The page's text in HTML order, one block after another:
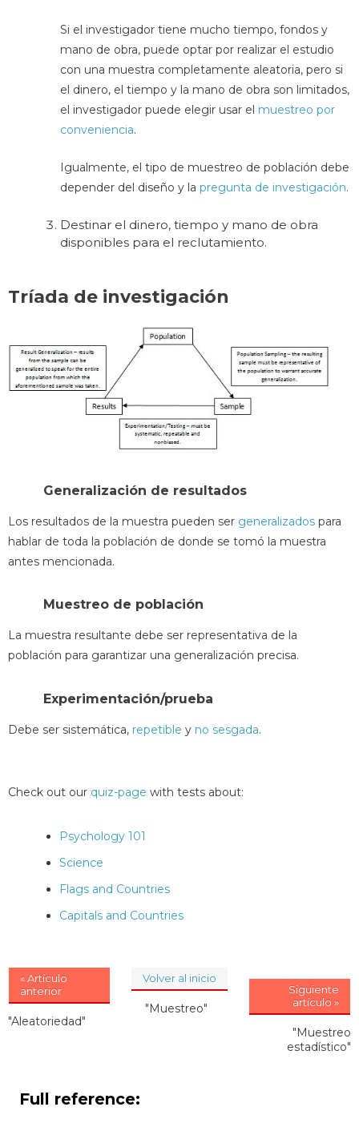
Si el investigador tiene mucho tiempo, fondos y
mano de obra, puede optar por realizar el estudio
con una muestra completamente aleatoria, pero si
el dinero, el tiempo y la mano de obra son limitados,
el investigador puede elegir usar el muestreo por
conveniencia.
Igualmente, el tipo de muestreo de población debe
depender del diseño y la pregunta de investigación.
Destinar el dinero, tiempo y mano de obra
disponibles para el reclutamiento.
Tríada de investigación
Generalización de resultados
Los resultados de la muestra pueden ser generalizados para
hablar de toda la población de donde se tomó la muestra
antes mencionada.
Muestreo de población
La muestra resultante debe ser representativa de la
población para garantizar una generalización precisa.
Experimentación/prueba
Debe ser sistemática, repetible y no sesgada.
Check out our quiz-page with tests about:
Psychology 101
Science
Flags and Countries
Capitals and Countries
« Artículo
anterior
"Aleatoriedad"
Volver al inicio
"Muestreo"
Siguiente
artículo »
"Muestreo
estadístico"
Full reference: